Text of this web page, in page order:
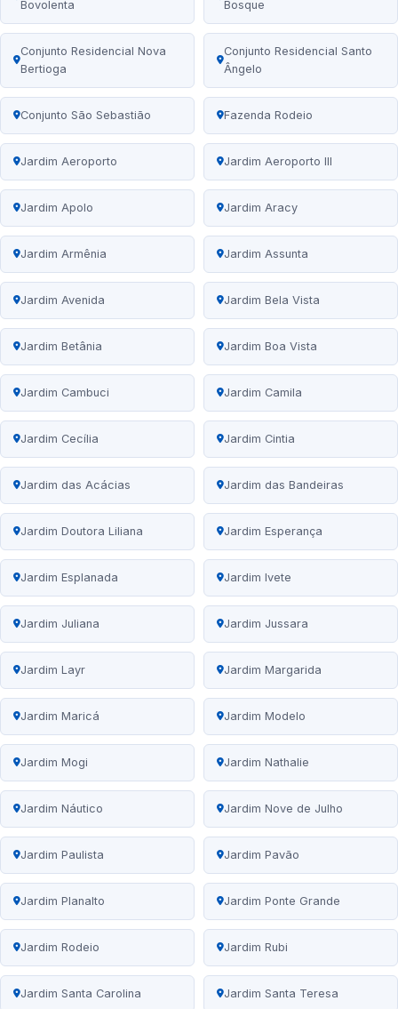
Bovolenta
Bosque
Conjunto Residencial Nova
Bertioga
Conjunto Residencial Santo
Ângelo
Conjunto São Sebastião Fazenda Rodeio
Jardim Aeroporto Jardim Aeroporto III
Jardim Apolo Jardim Aracy
Jardim Armênia Jardim Assunta
Jardim Avenida Jardim Bela Vista
Jardim Betânia Jardim Boa Vista
Jardim Cambuci Jardim Camila
Jardim Cecília Jardim Cintia
Jardim das Acácias Jardim das Bandeiras
Jardim Doutora Liliana Jardim Esperança
Jardim Esplanada Jardim Ivete
Jardim Juliana Jardim Jussara
Jardim Layr Jardim Margarida
Jardim Maricá Jardim Modelo
Jardim Mogi Jardim Nathalie
Jardim Náutico Jardim Nove de Julho
Jardim Paulista Jardim Pavão
Jardim Planalto Jardim Ponte Grande
Jardim Rodeio Jardim Rubi
Jardim Santa Carolina Jardim Santa Teresa